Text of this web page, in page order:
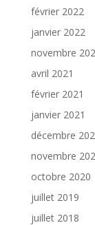
février 2022
janvier 2022
novembre
avril 2021
février 2021
janvier 2021
décembre
novembre
octobre 2020
juillet 2019
juillet 2018